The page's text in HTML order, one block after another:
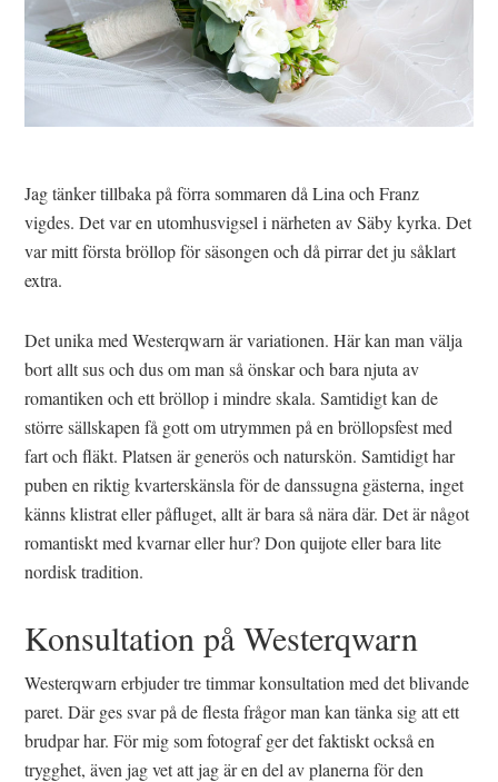
Jag tänker tillbaka på förra sommaren då Lina och Franz
vigdes. Det var en utomhusvigsel i närheten av Säby kyrka. Det
var mitt första bröllop för säsongen och då pirrar det ju såklart
extra.
Det unika med Westerqwarn är variationen. Här kan man välja
bort allt sus och dus om man så önskar och bara njuta av
romantiken och ett bröllop i mindre skala. Samtidigt kan de
större sällskapen få gott om utrymmen på en bröllopsfest med
fart och fläkt. Platsen är generös och naturskön. Samtidigt har
puben en riktig kvarterskänsla för de danssugna gästerna, inget
känns klistrat eller påfluget, allt är bara så nära där. Det är något
romantiskt med kvarnar eller hur? Don quijote eller bara lite
nordisk tradition.
Konsultation på Westerqwarn
Westerqwarn erbjuder tre timmar konsultation med det blivande
paret. Där ges svar på de flesta frågor man kan tänka sig att ett
brudpar har. För mig som fotograf ger det faktiskt också en
trygghet, även jag vet att jag är en del av planerna för den